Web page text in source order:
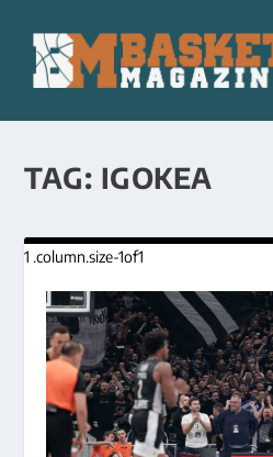
TAG: IGOKEA